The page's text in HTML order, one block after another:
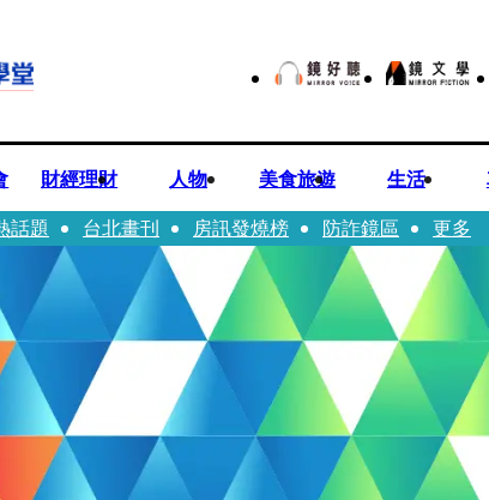
財經理財 人物 美食旅遊 生活
話題 台北畫刊 房訊發燒榜 防詐鏡區 更多